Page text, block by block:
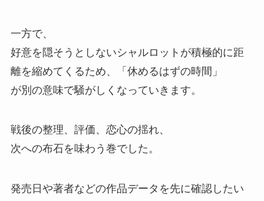
一方で、
好意を隠そうとしないシャルロットが積極的に距
離を縮めてくるため、
「休めるはずの時間」
が別の意味で騒がしくなっていきます。
戦後の整理、 評価、 恋心の揺れ、
次への布石を味わう巻でした。
発売日や著者などの作品データを先に確認したい